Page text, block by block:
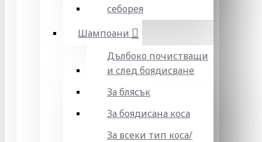
себорея
Шампоани
Дълбоко почистващи
и след боядисване
За блясък
За боядисана коса
За всеки тип коса/